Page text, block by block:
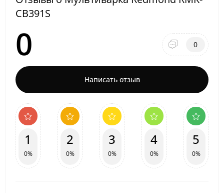
CB391S
0 0
Написать отзыв
1
0%
2
0%
3
0%
4
0%
5
0%